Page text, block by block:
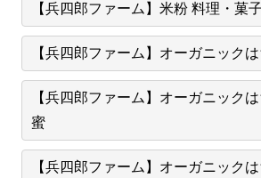
【兵四郎ファーム】米粉 料理・菓
【兵四郎ファーム】オーガニック
【兵四郎ファーム】オーガニック
蜜
【兵四郎ファーム】オーガニック